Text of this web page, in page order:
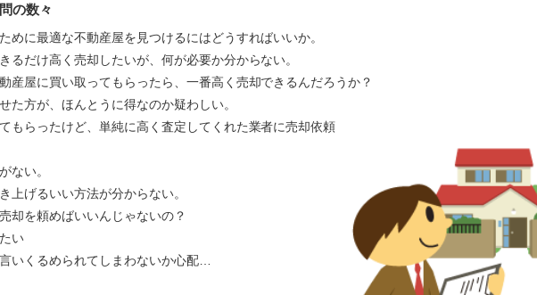
の数々
に最適な不動産屋を見つけるにはどうすればいいか。
だけ高く売却したいが、何が必要か分からない。
屋に買い取ってもらったら、一番高く売却できるんだろうか？
た方が、ほんとうに得なのか疑わしい。
もらったけど、単純に高く査定してくれた業者に売却依頼
ない。
げるいい方法が分からない。
却を頼めばいいんじゃないの？
い
いくるめられてしまわないか心配…